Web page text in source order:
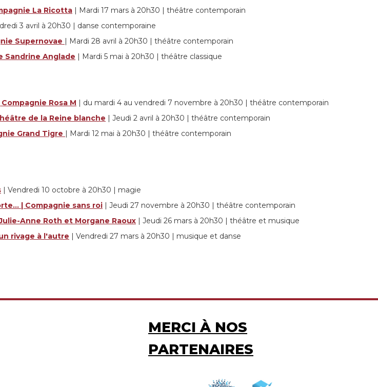
La Ricotta | Mardi 17 mars à 20h30 | théâtre contemporain
3 avril à 20h30 | danse contemporaine
Supernovae | Mardi 28 avril à 20h30 | théâtre contemporain
Sandrine Anglade | Mardi 5 mai à 20h30 | théâtre classique
Rosa M | du mardi 4 au vendredi 7 novembre à 20h30 | théâtre contemporain
de la Reine blanche | Jeudi 2 avril à 20h30 | théâtre contemporain
Grand Tigre | Mardi 12 mai à 20h30 | théâtre contemporain
| Vendredi 10 octobre à 20h30 | magie
| Compagnie sans roi | Jeudi 27 novembre à 20h30 | théâtre contemporain
Anne Roth et Morgane Raoux | Jeudi 26 mars à 20h30 | théâtre et musique
rivage à l'autre | Vendredi 27 mars à 20h30 | musique et danse
MERCI À NOS
PARTENAIRES